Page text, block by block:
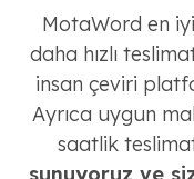
MotaWord en
daha hızlı
insan çeviri
Ayrıca uygun
saatlik